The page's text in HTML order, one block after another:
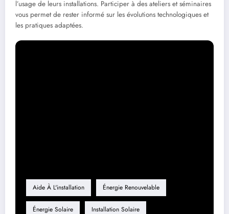
l’usage de leurs installations. Participer à des ateliers et séminaires
vous permet de rester informé sur les évolutions technologiques et
les pratiques adaptées.
Aide À L'installation Énergie Renouvelable
Énergie Solaire Installation Solaire